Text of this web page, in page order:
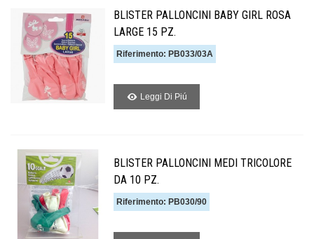
BLISTER PALLONCINI BABY GIRL ROSA
LARGE 15 PZ.
Riferimento: PB033/03A
Leggi Di Piú
BLISTER PALLONCINI MEDI TRICOLORE
DA 10 PZ.
Riferimento: PB030/90